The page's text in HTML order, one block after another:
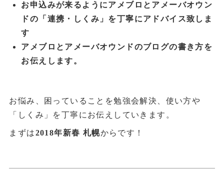
お申込みが来るようにアメブロとアメーバオウン
ドの「連携・しくみ」を丁寧にアドバイス致しま
す
アメブロとアメーバオウンドのブログの書き方を
お伝えします。
お悩み、困っていることを勉強会解決、使い方や
「しくみ」を丁寧にお伝えしていきます。
まずは2018年新春 札幌からです！